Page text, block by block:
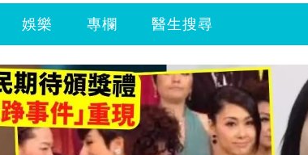
娛樂 專欄 醫生搜尋